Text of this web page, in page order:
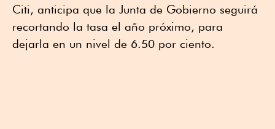
Citi, anticipa que la Junta de Gobierno seguirá
recortando la tasa el año próximo, para
dejarla en un nivel de 6.50 por ciento.